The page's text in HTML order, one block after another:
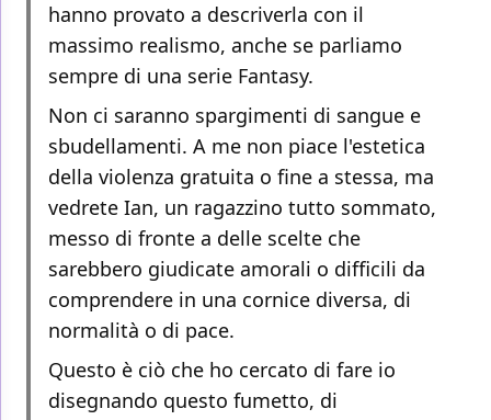
hanno provato a descriverla con il
massimo realismo, anche se parliamo
sempre di una serie Fantasy.
Non ci saranno spargimenti di sangue e
sbudellamenti. A me non piace l'estetica
della violenza gratuita o fine a stessa, ma
vedrete Ian, un ragazzino tutto sommato,
messo di fronte a delle scelte che
sarebbero giudicate amorali o difficili da
comprendere in una cornice diversa, di
normalità o di pace.
Questo è ciò che ho cercato di fare io
disegnando questo fumetto, di